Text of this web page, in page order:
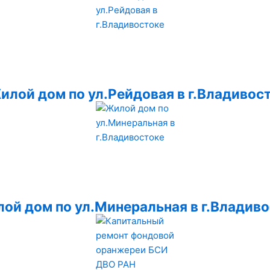
дом по ул.Рейдовая в
дом по ул.Минеральная в